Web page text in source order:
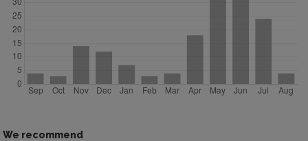
We recommend